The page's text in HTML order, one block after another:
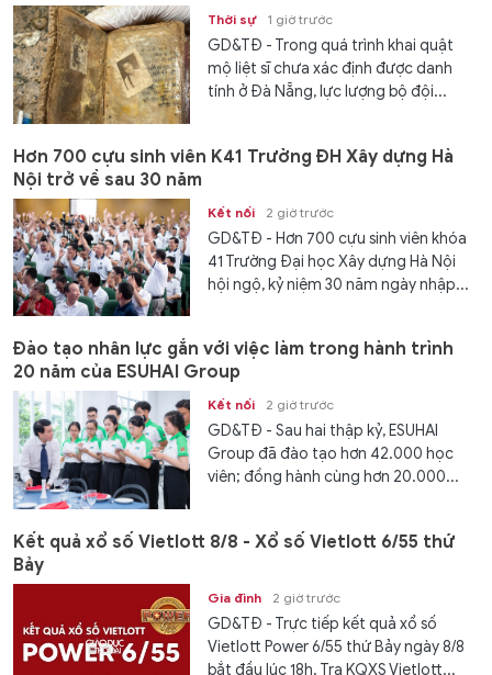
Thời sự 1 giờ trước
GD&TĐ - Trong quá trình khai quật
mộ liệt sĩ chưa xác định được danh
tính ở Đà Nẵng, lực lượng bộ đội...
Hơn 700 cựu sinh viên K41 Trường ĐH Xây dựng Hà
Nội trở về sau 30 năm
Kết nối 2 giờ trước
GD&TĐ - Hơn 700 cựu sinh viên khóa
41 Trường Đại học Xây dựng Hà Nội
hội ngộ, kỷ niệm 30 năm ngày nhập...
Đào tạo nhân lực gắn với việc làm trong hành trình
20 năm của ESUHAI Group
Kết nối 2 giờ trước
GD&TĐ - Sau hai thập kỷ, ESUHAI
Group đã đào tạo hơn 42.000 học
viên; đồng hành cùng hơn 20.000...
Kết quả xổ số Vietlott 8/8 - Xổ số Vietlott 6/55 thứ
Bảy
Gia đình 2 giờ trước
GD&TĐ - Trực tiếp kết quả xổ số
Vietlott Power 6/55 thứ Bảy ngày 8/8
bắt đầu lúc 18h. Tra KQXS Vietlott...